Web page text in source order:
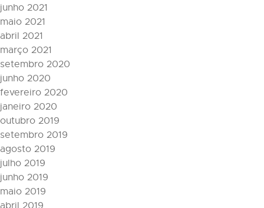
junho 2021
maio 2021
abril 2021
março 2021
setembro 2020
junho 2020
fevereiro 2020
janeiro 2020
outubro 2019
setembro 2019
agosto 2019
julho 2019
junho 2019
maio 2019
abril 2019